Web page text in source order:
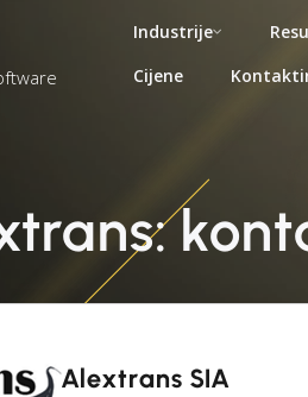
Industrije
Cijene
Alextrans SIA